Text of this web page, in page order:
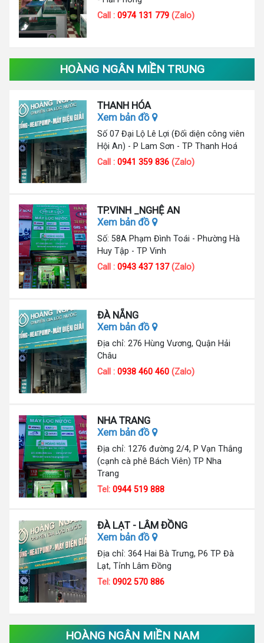
Call :0974 131 779 (Zalo)
HOÀNG NGÂN MIỀN TRUNG
THANH HÓA
Xem bản đồ
Số 07 Đại Lộ Lê Lợi (Đối diện công viên
Hội An) - P Lam Sơn - TP Thanh Hoá
Call :0941 359 836 (Zalo)
TP.VINH _NGHỆ AN
Xem bản đồ
Số: 58A Phạm Đình Toái - Phường Hà
Huy Tập - TP Vinh
Call :0943 437 137(Zalo)
ĐÀ NẴNG
Xem bản đồ
Địa chỉ: 276 Hùng Vương, Quận Hải
Châu
Call :0938 460 460 (Zalo)
NHA TRANG
Xem bản đồ
Địa chỉ: 1276 đường 2/4, P Vạn Thắng
(cạnh cà phê Bách Viên) TP Nha
Trang
Tel:0944 519 888
ĐÀ LẠT - LÂM ĐỒNG
Xem bản đồ
Địa chỉ: 364 Hai Bà Trưng, P6 TP Đà
Lạt, Tỉnh Lâm Đồng
Tel:0902 570 886
HOÀNG NGÂN MIỀN NAM